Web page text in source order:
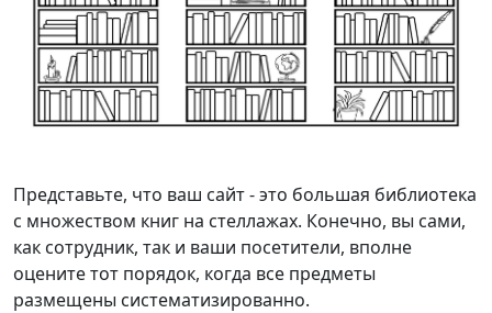
Представьте, что ваш сайт - это большая библиотека
с множеством книг на стеллажах. Конечно, вы сами,
как сотрудник, так и ваши посетители, вполне
оцените тот порядок, когда все предметы
размещены систематизированно.